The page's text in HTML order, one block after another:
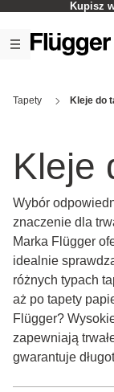
Kupisz
Tapety Kleje do
Kleje
Wybór
znaczenie dla
Marka Flügger
idealnie
różnych typach
aż po tapety
Flügger?
zapewniają
gwarantuje